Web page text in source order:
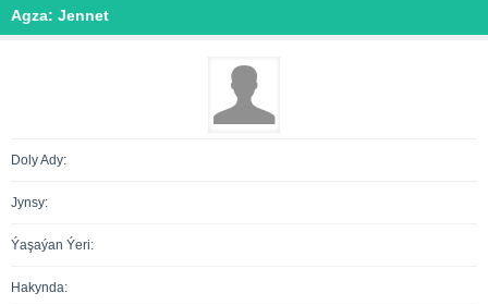
Agza: Jennet
Doly Ady:
Jynsy:
Ýaşaýan Ýeri:
Hakynda: